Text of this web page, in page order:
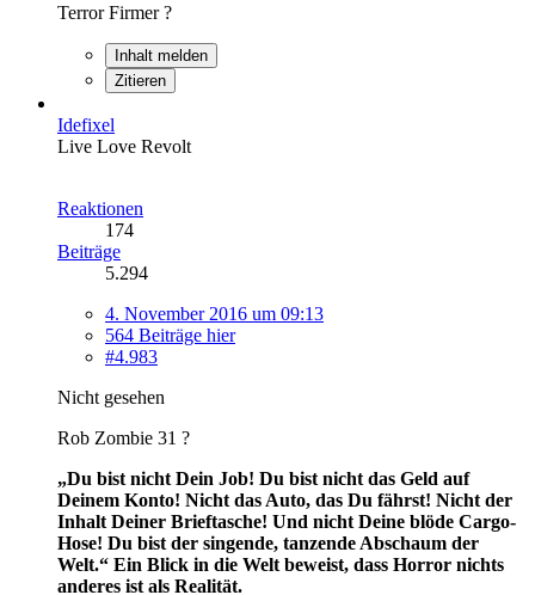
Terror Firmer ?
Inhalt melden
Zitieren
Idefixel
Live Love Revolt
Reaktionen
174
Beiträge
5.294
4. November 2016 um 09:13
564 Beiträge hier
#4.983
Nicht gesehen
Rob Zombie 31 ?
„Du bist nicht Dein Job! Du bist nicht das Geld auf
Deinem Konto! Nicht das Auto, das Du fährst! Nicht der
Inhalt Deiner Brieftasche! Und nicht Deine blöde Cargo-
Hose! Du bist der singende, tanzende Abschaum der
Welt.“ Ein Blick in die Welt beweist, dass Horror nichts
anderes ist als Realität.